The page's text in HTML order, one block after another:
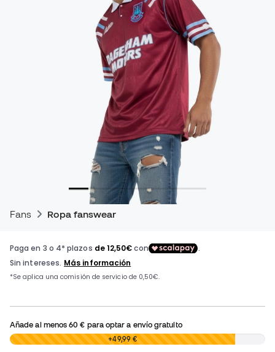
Fans Ropa fanswear
Añade al menos60 € para optar a envío gratuito
0,00 € +49,99 €